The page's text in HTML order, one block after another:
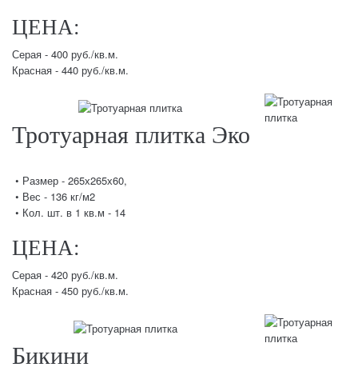
ЦЕНА:
Серая - 400 руб./кв.м.
Красная - 440 руб./кв.м.
Тротуарная плитка Эко
• Размер - 265х265х60,
• Вес - 136 кг/м2
• Кол. шт. в 1 кв.м - 14
ЦЕНА:
Серая - 420 руб./кв.м.
Красная - 450 руб./кв.м.
Бикини